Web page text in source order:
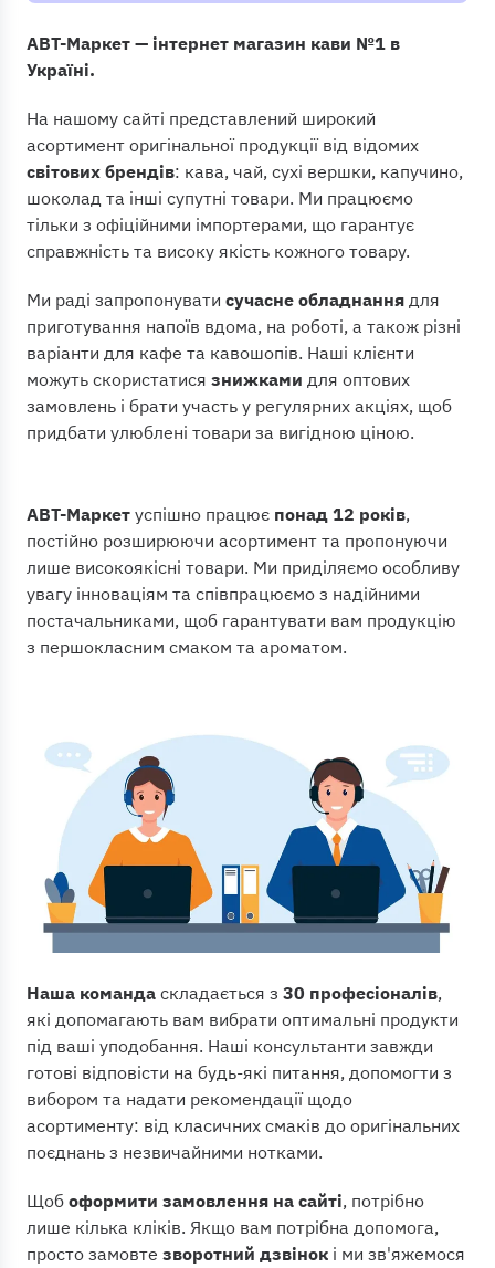
Білий чай
Японський чай
Анчан
Фільтр-пакети для чаю
Розчинний чай
Капучино
Сухі вершки
Вафлі Excelsior
Печиво Gullon
Професійні
Піноутворювачі для молока
Термопоти
Холодильники
Одноразові стаканчики
Пуровери
Фільтри для кави
АВТ-Маркет — інтернет магазин кави №1 в
Україні.
На нашому сайті представлений широкий
асортимент оригінальної продукції від відомих
світових брендів: кава, чай, сухі вершки, капучино,
шоколад та інші супутні товари. Ми працюємо
тільки з офіційними імпортерами, що гарантує
справжність та високу якість кожного товару.
Ми раді запропонувати сучасне обладнання для
приготування напоїв вдома, на роботі, а також різні
варіанти для кафе та кавошопів. Наші клієнти
можуть скористатися знижками для оптових
замовлень і брати участь у регулярних акціях, щоб
придбати улюблені товари за вигідною ціною.
АВТ-Маркет успішно працює понад 12 років,
постійно розширюючи асортимент та пропонуючи
лише високоякісні товари. Ми приділяємо особливу
увагу інноваціям та співпрацюємо з надійними
постачальниками, щоб гарантувати вам продукцію
з першокласним смаком та ароматом.
Наша команда складається з 30 професіоналів,
які допомагають вам вибрати оптимальні продукти
під ваші уподобання. Наші консультанти завжди
готові відповісти на будь-які питання, допомогти з
вибором та надати рекомендації щодо
асортименту: від класичних смаків до оригінальних
поєднань з незвичайними нотками.
Щоб оформити замовлення на сайті, потрібно
лише кілька кліків. Якщо вам потрібна допомога,
просто замовте зворотний дзвінок і ми зв'яжемося